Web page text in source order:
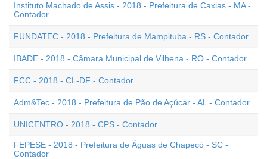
Instituto Machado de Assis - 2018 - Prefeitura de Caxias - MA -
Contador
FUNDATEC - 2018 - Prefeitura de Mampituba - RS - Contador
IBADE - 2018 - Câmara Municipal de Vilhena - RO - Contador
FCC - 2018 - CL-DF - Contador
Adm&Tec - 2018 - Prefeitura de Pão de Açúcar - AL - Contador
UNICENTRO - 2018 - CPS - Contador
FEPESE - 2018 - Prefeitura de Águas de Chapecó - SC -
Contador